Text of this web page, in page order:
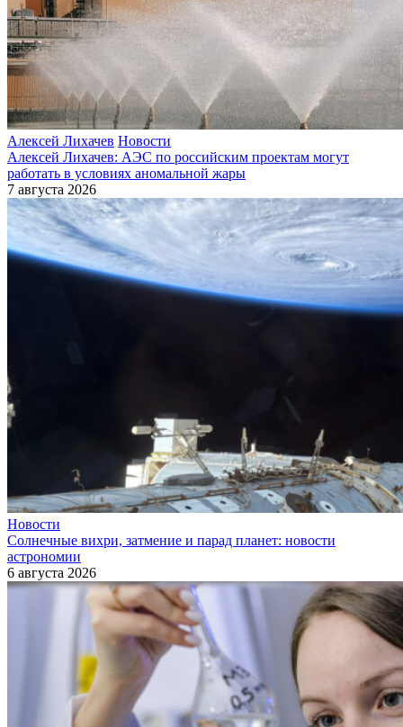
Алексей Лихачев Новости
Алексей Лихачев: АЭС по российским проектам могут
работать в условиях аномальной жары
7 августа 2026
Новости
Солнечные вихри, затмение и парад планет: новости
астрономии
6 августа 2026